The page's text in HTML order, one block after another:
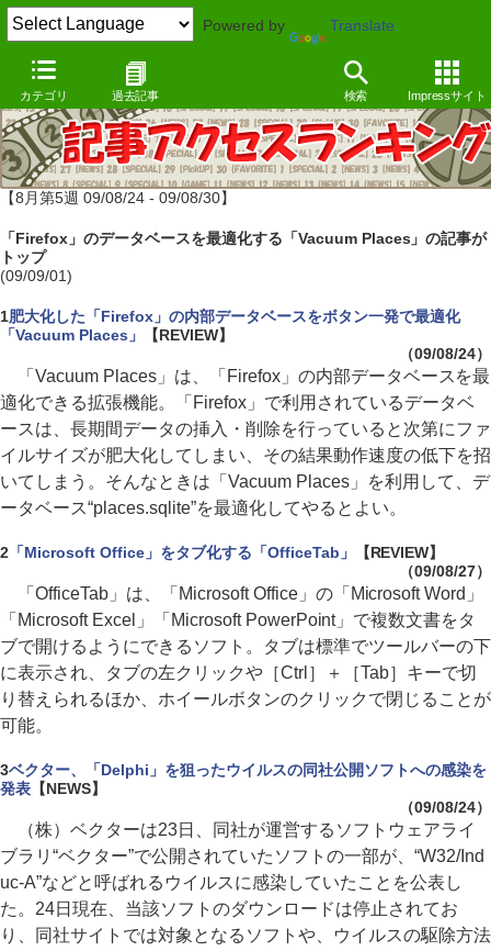
Powered by Translate
カテゴリ 過去記事 検索 Impressサイト
【8月第5週 09/08/24 - 09/08/30】
「Firefox」のデータベースを最適化する「Vacuum Places」の記事が
トップ
(09/09/01)
1肥大化した「Firefox」の内部データベースをボタン一発で最適化
「Vacuum Places」
【REVIEW】
（09/08/24）
「Vacuum Places」は、「Firefox」の内部データベースを最
適化できる拡張機能。「Firefox」で利用されているデータベ
ースは、長期間データの挿入・削除を行っていると次第にファ
イルサイズが肥大化してしまい、その結果動作速度の低下を招
いてしまう。そんなときは「Vacuum Places」を利用して、デ
ータベース“places.sqlite”を最適化してやるとよい。
2 「Microsoft Office」をタブ化する「OfficeTab」
【REVIEW】
（09/08/27）
「OfficeTab」は、「Microsoft Office」の「Microsoft Word」
「Microsoft Excel」「Microsoft PowerPoint」で複数文書をタ
ブで開けるようにできるソフト。タブは標準でツールバーの下
に表示され、タブの左クリックや［Ctrl］＋［Tab］キーで切
り替えられるほか、ホイールボタンのクリックで閉じることが
可能。
3ベクター、「Delphi」を狙ったウイルスの同社公開ソフトへの感染を
発表【NEWS】
（09/08/24）
（株）ベクターは23日、同社が運営するソフトウェアライ
ブラリ“ベクター”で公開されていたソフトの一部が、“W32/Ind
uc-A”などと呼ばれるウイルスに感染していたことを公表し
た。24日現在、当該ソフトのダウンロードは停止されてお
り、同社サイトでは対象となるソフトや、ウイルスの駆除方法